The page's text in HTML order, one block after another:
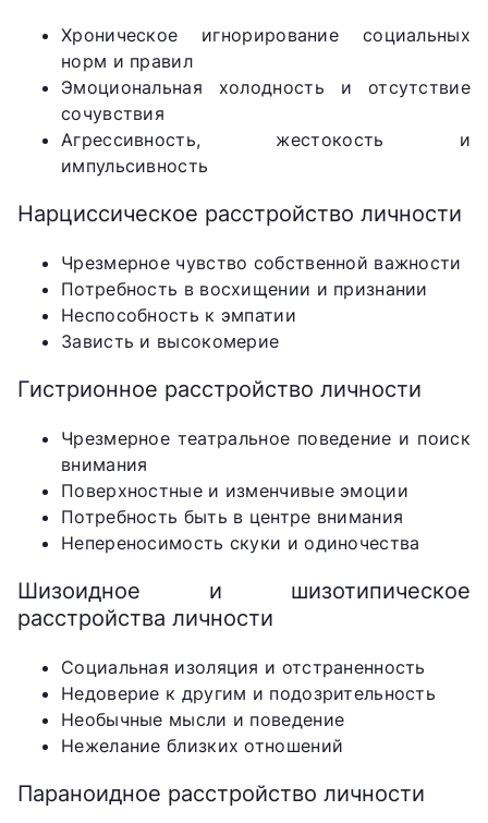
Хроническое игнорирование социальных
норм и правил
Эмоциональная холодность и отсутствие
сочувствия
Агрессивность, жестокость и
импульсивность
Нарциссическое расстройство личности
Чрезмерное чувство собственной важности
Потребность в восхищении и признании
Неспособность к эмпатии
Зависть и высокомерие
Гистрионное расстройство личности
Чрезмерное театральное поведение и поиск
внимания
Поверхностные и изменчивые эмоции
Потребность быть в центре внимания
Непереносимость скуки и одиночества
Шизоидное и шизотипическое
расстройства личности
Социальная изоляция и отстраненность
Недоверие к другим и подозрительность
Необычные мысли и поведение
Нежелание близких отношений
Параноидное расстройство личности